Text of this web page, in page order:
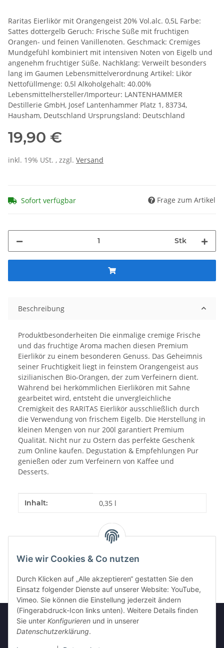
Wie wir Cookies & Co nutzen
Durch Klicken auf „Alle akzeptieren“ gestatten Sie den
Einsatz folgender Dienste auf unserer Website: YouTube,
Vimeo. Sie können die Einstellung jederzeit ändern
(Fingerabdruck-Icon links unten). Weitere Details finden
Sie unter Konfigurieren und in unserer
Datenschutzerklärung.
Raritas Eierlikör mit Orangengeist 20% Vol.alc. 0,5L Farbe:
Sattes dottergelb Geruch: Frische Süße mit fruchtigen
Orangen- und feinen Vanillenoten. Geschmack: Cremiges
Mundgefühl kombiniert mit intensiven Noten von Eigelb und
angenehm fruchtiger Süße. Nachklang: Verweilt besonders
lang im Gaumen Lebensmittelverordnung Artikel: Likör
Nettofüllmenge: 0,5l Alkoholgehalt: 40.00%
Lebensmittelhersteller/Importeur: LANTENHAMMER
Destillerie GmbH, Josef Lantenhammer Platz 1, 83734,
Hausham, Deutschland Ursprungsland: Deutschland
19,90 €
inkl. 19% USt. , zzgl. Versand
Sofort verfügbar Frage zum Artikel
Stk
Beschreibung
Produktbesonderheiten Die einmalige cremige Frische
und das fruchtige Aroma machen diesen Premium
Eierlikör zu einem besonderen Genuss. Das Geheimnis
seiner Fruchtigkeit liegt in feinstem Orangengeist aus
sizilianischen Bio-Orangen, der zum Verfeinern dient.
Während bei herkömmlichen Eierlikören mit Sahne
gearbeitet wird, entsteht die unvergleichliche
Cremigkeit des RARITAS Eierlikör ausschließlich durch
die Verwendung von frischem Eigelb. Die Herstellung in
kleinen Mengen von nur 200l garantiert Premium
Qualität. Nicht nur zu Ostern das perfekte Geschenk
zum Online kaufen. Degustation & Empfehlungen Pur
genießen oder zum Verfeinern von Kaffee und
Desserts.
Produkteigenschaft
Wert
Inhalt: 0,35 l